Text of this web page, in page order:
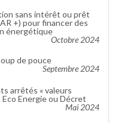
sans intérêt ou prêt
+) pour financer des
énergétique
Octobre 2024
de pouce
Septembre 2024
arrêtés « valeurs
Energie ou Décret
Mai 2024